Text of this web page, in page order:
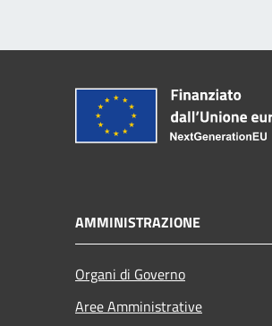
AMMINISTRAZIONE
Organi di Governo
Aree Amministrative